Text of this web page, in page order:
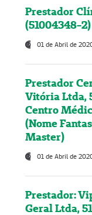
Prestador
(51004348-2)
01 de Abril de
Prestador
Vitória Ltda,
Centro
(Nome
Master)
01 de Abril de
Prestador:
Geral Ltda,